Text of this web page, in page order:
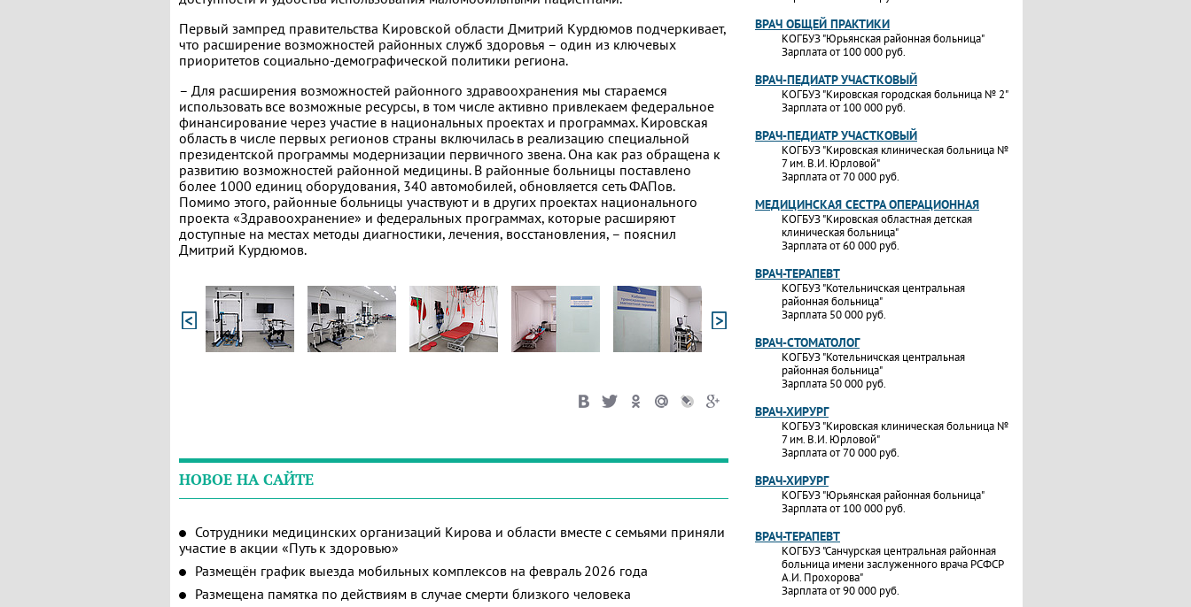
Первый зампред правительства Кировской области Дмитрий Курдюмов подчеркивает,
что расширение возможностей районных служб здоровья – один из ключевых
приоритетов социально-демографической политики региона.
– Для расширения возможностей районного здравоохранения мы стараемся
использовать все возможные ресурсы, в том числе активно привлекаем федеральное
финансирование через участие в национальных проектах и программах. Кировская
область в числе первых регионов страны включилась в реализацию специальной
президентской программы модернизации первичного звена. Она как раз обращена к
развитию возможностей районной медицины. В районные больницы поставлено
более 1000 единиц оборудования, 340 автомобилей, обновляется сеть ФАПов.
Помимо этого, районные больницы участвуют и в других проектах национального
проекта «Здравоохранение» и федеральных программах, которые расширяют
доступные на местах методы диагностики, лечения, восстановления, – пояснил
Дмитрий Курдюмов.
НОВОЕ НА САЙТЕ
Сотрудники медицинских организаций Кирова и области вместе с семьями приняли
участие в акции «Путь к здоровью»
Размещён график выезда мобильных комплексов на февраль 2026 года
Размещена памятка по действиям в случае смерти близкого человека
ВРАЧ ОБЩЕЙ ПРАКТИКИ
КОГБУЗ "Юрьянская районная больница"
Зарплата от 100 000 руб.
ВРАЧ-ПЕДИАТР УЧАСТКОВЫЙ
КОГБУЗ "Кировская городская больница № 2"
Зарплата от 100 000 руб.
ВРАЧ-ПЕДИАТР УЧАСТКОВЫЙ
КОГБУЗ "Кировская клиническая больница №
7 им. В.И. Юрловой"
Зарплата от 70 000 руб.
МЕДИЦИНСКАЯ СЕСТРА ОПЕРАЦИОННАЯ
КОГБУЗ "Кировская областная детская
клиническая больница"
Зарплата от 60 000 руб.
ВРАЧ-ТЕРАПЕВТ
КОГБУЗ "Котельничская центральная
районная больница"
Зарплата 50 000 руб.
ВРАЧ-СТОМАТОЛОГ
КОГБУЗ "Котельничская центральная
районная больница"
Зарплата 50 000 руб.
ВРАЧ-ХИРУРГ
КОГБУЗ "Кировская клиническая больница №
7 им. В.И. Юрловой"
Зарплата от 70 000 руб.
ВРАЧ-ХИРУРГ
КОГБУЗ "Юрьянская районная больница"
Зарплата от 100 000 руб.
ВРАЧ-ТЕРАПЕВТ
КОГБУЗ "Санчурская центральная районная
больница имени заслуженного врача РСФСР
А.И. Прохорова"
Зарплата от 90 000 руб.